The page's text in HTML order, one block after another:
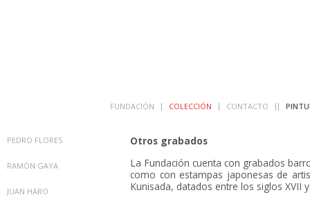
FUNDACIÓN COLECCIÓN CONTACTO
PEDRO FLORES
RAMÓN GAYA
JUAN HARO
Otros grabados
La Fundación cuenta con grabados
como con estampas japonesas de
Kunisada, datados entre los siglos XVII y